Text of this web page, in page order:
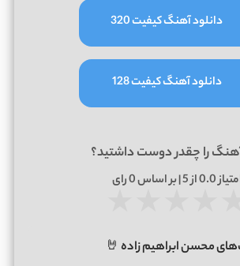
دانلود آهنگ کیفیت 320
دانلود آهنگ کیفیت 128
را چقدر دوست داشتید؟
0.0از 5 | بر اساس 0رای
محسن ابراهیم زاده 🤘